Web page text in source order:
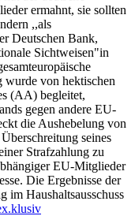
ermahnt, sie sollten
,,als
Deutschen Bank,
Sichtweisen"in
von hektischen
(AA) begleitet,
gegen andere EU-
die Aushebelung von
seines
Strafzahlung zu
EU-Mitglieder
Die Ergebnisse der
im Haushaltsausschuss